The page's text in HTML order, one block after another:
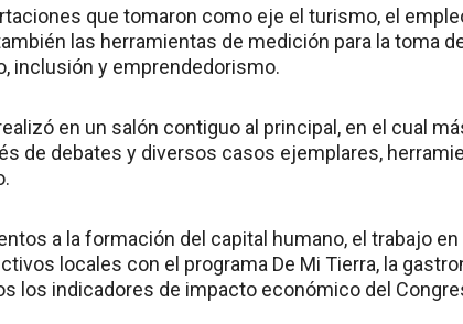
que tomaron como eje el turismo, el
las herramientas de medición para la toma
inclusión y emprendedorismo.
en un salón contiguo al principal, en el cual
de debates y diversos casos ejemplares,
a la formación del capital humano, el trabajo en
locales con el programa De Mi Tierra, la
los indicadores de impacto económico del